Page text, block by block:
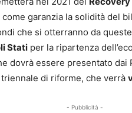
garanzia la solidità del
che si otterranno da
Stati per la ripartenza
dovrà essere presentato dai
di riforme, che verrà
- Pubblicità -